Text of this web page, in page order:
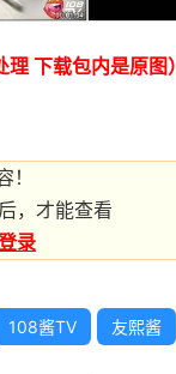
理 下载包内是原图）
，才能查看
录
108酱TV 友熙酱